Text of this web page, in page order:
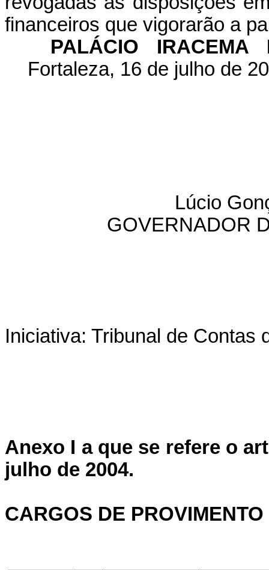
financeiros que vigorarão a
PALÁCIO
Fortaleza, 16 de julho de
Lúcio
GOVERNADOR
Iniciativa: Tribunal de Contas
Anexo I a que se refere o
julho de 2004.
CARGOS DE